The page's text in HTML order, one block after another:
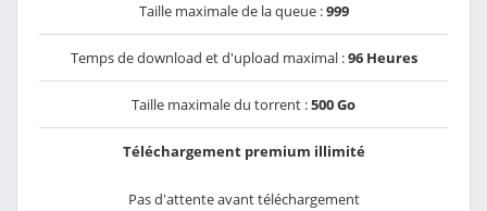
Taille maximale de la queue :999
Temps de download et d'upload maximal :96 Heures
Taille maximale du torrent :500 Go
Téléchargement premium illimité
Pas d'attente avant téléchargement